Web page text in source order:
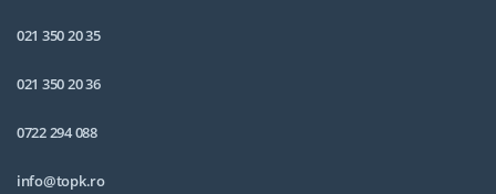
021 350 20 35
021 350 20 36
0722 294 088
info@topk.ro